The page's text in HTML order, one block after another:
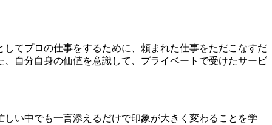
てプロの仕事をするために、頼まれた仕事をただこなすだ
自分自身の価値を意識して、プライベートで受けたサービ
い中でも一言添えるだけで印象が大きく変わることを学